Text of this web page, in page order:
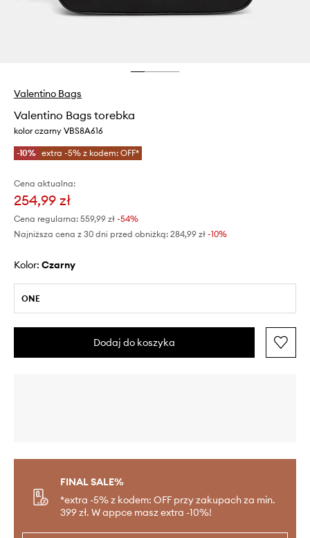
Valentino Bags
Valentino Bags torebka
kolor czarny VBS8A616
-10% extra -5% z kodem: OFF*
Cena aktualna:
254,99 zł
Cena regularna: 559,99 zł -54%
Najniższa cena z 30 dni przed obniżką: 284,99 zł -10%
Kolor: czarny
ONE
Dodaj do koszyka
FINAL SALE%
*extra -5% z kodem: OFF przy zakupach za min.
399 zł. W appce masz extra -10%!